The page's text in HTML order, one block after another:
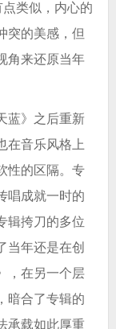
点类似，内心的
突的美感，但
角来还原当年
蓝》之后重新
在音乐风格上
性的区隔。专
唱成就一时的
辑挎刀的多位
当年还是在创
，在另一个层
暗合了专辑的
承载如此厚重